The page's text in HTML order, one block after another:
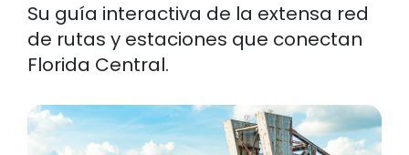
Su guía interactiva de la extensa red
de rutas y estaciones que conectan
Florida Central.